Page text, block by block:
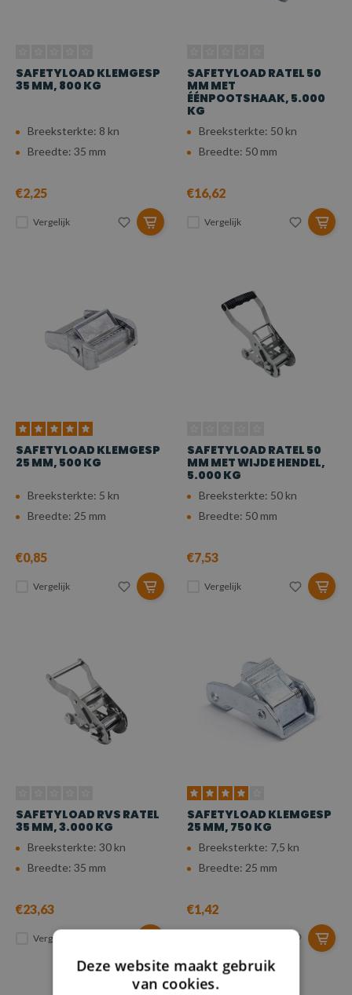
SAFETYLOAD KLEMGESP
35 MM, 800 KG
Breeksterkte: 8 kn
Breedte: 35 mm
€2,25
Vergelijk
SAFETYLOAD RATEL 50
MM MET
ÉÉNPOOTSHAAK, 5.000
KG
Breeksterkte: 50 kn
Breedte: 50 mm
€16,62
Vergelijk
SAFETYLOAD KLEMGESP
25 MM, 500 KG
Breeksterkte: 5 kn
Breedte: 25 mm
€0,85
Vergelijk
SAFETYLOAD RATEL 50
MM MET WIJDE HENDEL,
5.000 KG
Breeksterkte: 50 kn
Breedte: 50 mm
€7,53
Vergelijk
SAFETYLOAD RVS RATEL
35 MM, 3.000 KG
Breeksterkte: 30 kn
Breedte: 35 mm
€23,63
Vergelijk
SAFETYLOAD KLEMGESP
25 MM, 750 KG
Breeksterkte: 7,5 kn
Breedte: 25 mm
€1,42
Deze website maakt gebruik
van cookies.